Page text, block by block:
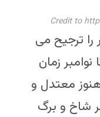
Credit to
ترجیح می
زمان
معتدل و
شاخ و برگ